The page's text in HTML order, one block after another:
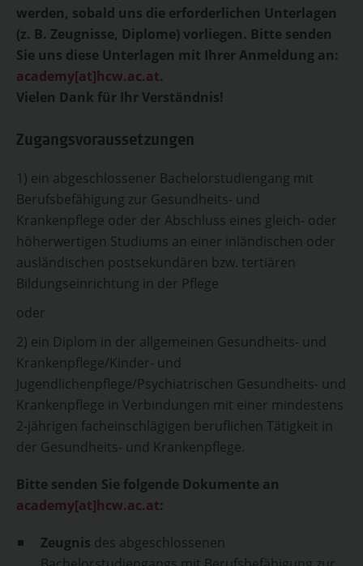
werden, sobald uns die erforderlichen Unterlagen
(z. B. Zeugnisse, Diplome) vorliegen. Bitte senden
Sie uns diese Unterlagen mit Ihrer Anmeldung an:
academy[at]hcw.ac.at.
Vielen Dank für Ihr Verständnis!
Zugangsvoraussetzungen
1) ein abgeschlossener Bachelorstudiengang mit
Berufsbefähigung zur Gesundheits- und
Krankenpflege oder der Abschluss eines gleich- oder
höherwertigen Studiums an einer inländischen oder
ausländischen postsekundären bzw. tertiären
Bildungseinrichtung in der Pflege
oder
2) ein Diplom in der allgemeinen Gesundheits- und
Krankenpflege/Kinder- und
Jugendlichenpflege/Psychiatrischen Gesundheits- und
Krankenpflege in Verbindungen mit einer mindestens
2-jährigen facheinschlägigen beruflichen Tätigkeit in
der Gesundheits- und Krankenpflege.
Bitte senden Sie folgende Dokumente an
academy[at]hcw.ac.at:
Zeugnis des abgeschlossenen